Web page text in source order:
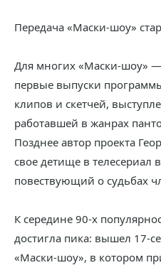
Передача «Маски-шоу»
Для многих «Маски-шоу» —
первые выпуски
клипов и скетчей,
работавшей в жанрах
Позднее автор проекта
свое детище в телесериал
повествующий о судьбах
К середине 90-х
достигла пика: вышел 17-
«Маски-шоу», в котором